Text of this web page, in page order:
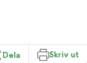
Dela Skriv ut